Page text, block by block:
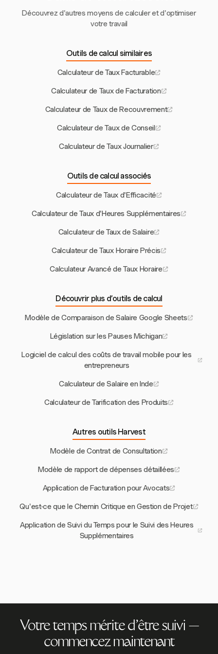
Découvrez d'autres moyens de calculer et d'optimiser
votre travail
Outils de calcul similaires
Calculateur de Taux Facturable
Calculateur de Taux de Facturation
Calculateur de Taux de Recouvrement
Calculateur de Taux de Conseil
Calculateur de Taux Journalier
Outils de calcul associés
Calculateur de Taux d'Efficacité
Calculateur de Taux d'Heures Supplémentaires
Calculateur de Taux de Salaire
Calculateur de Taux Horaire Précis
Calculateur Avancé de Taux Horaire
Découvrir plus d’outils de calcul
Modèle de Comparaison de Salaire Google Sheets
Législation sur les Pauses Michigan
Logiciel de calcul des coûts de travail mobile pour les
entrepreneurs
Calculateur de Salaire en Inde
Calculateur de Tarification des Produits
Autres outils Harvest
Modèle de Contrat de Consultation
Modèle de rapport de dépenses détaillées
Application de Facturation pour Avocats
Qu'est-ce que le Chemin Critique en Gestion de Projet
Application de Suivi du Temps pour le Suivi des Heures
Supplémentaires
Votre temps mérite d'être suivi —
commencez maintenant